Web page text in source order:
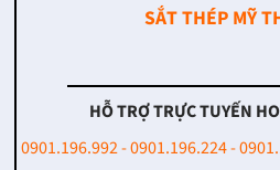
SẮT THÉP MỸ
HỖ TRỢ TRỰC TUYẾN
0901.196.992 - 0901.196.224 -